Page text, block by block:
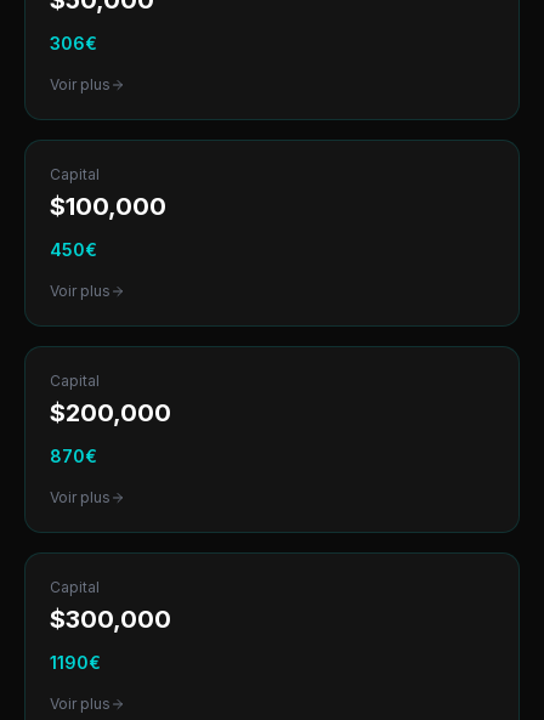
306€
Voir plus
Capital
$100,000
450€
Voir plus
Capital
$200,000
870€
Voir plus
Capital
$300,000
1190€
Voir plus